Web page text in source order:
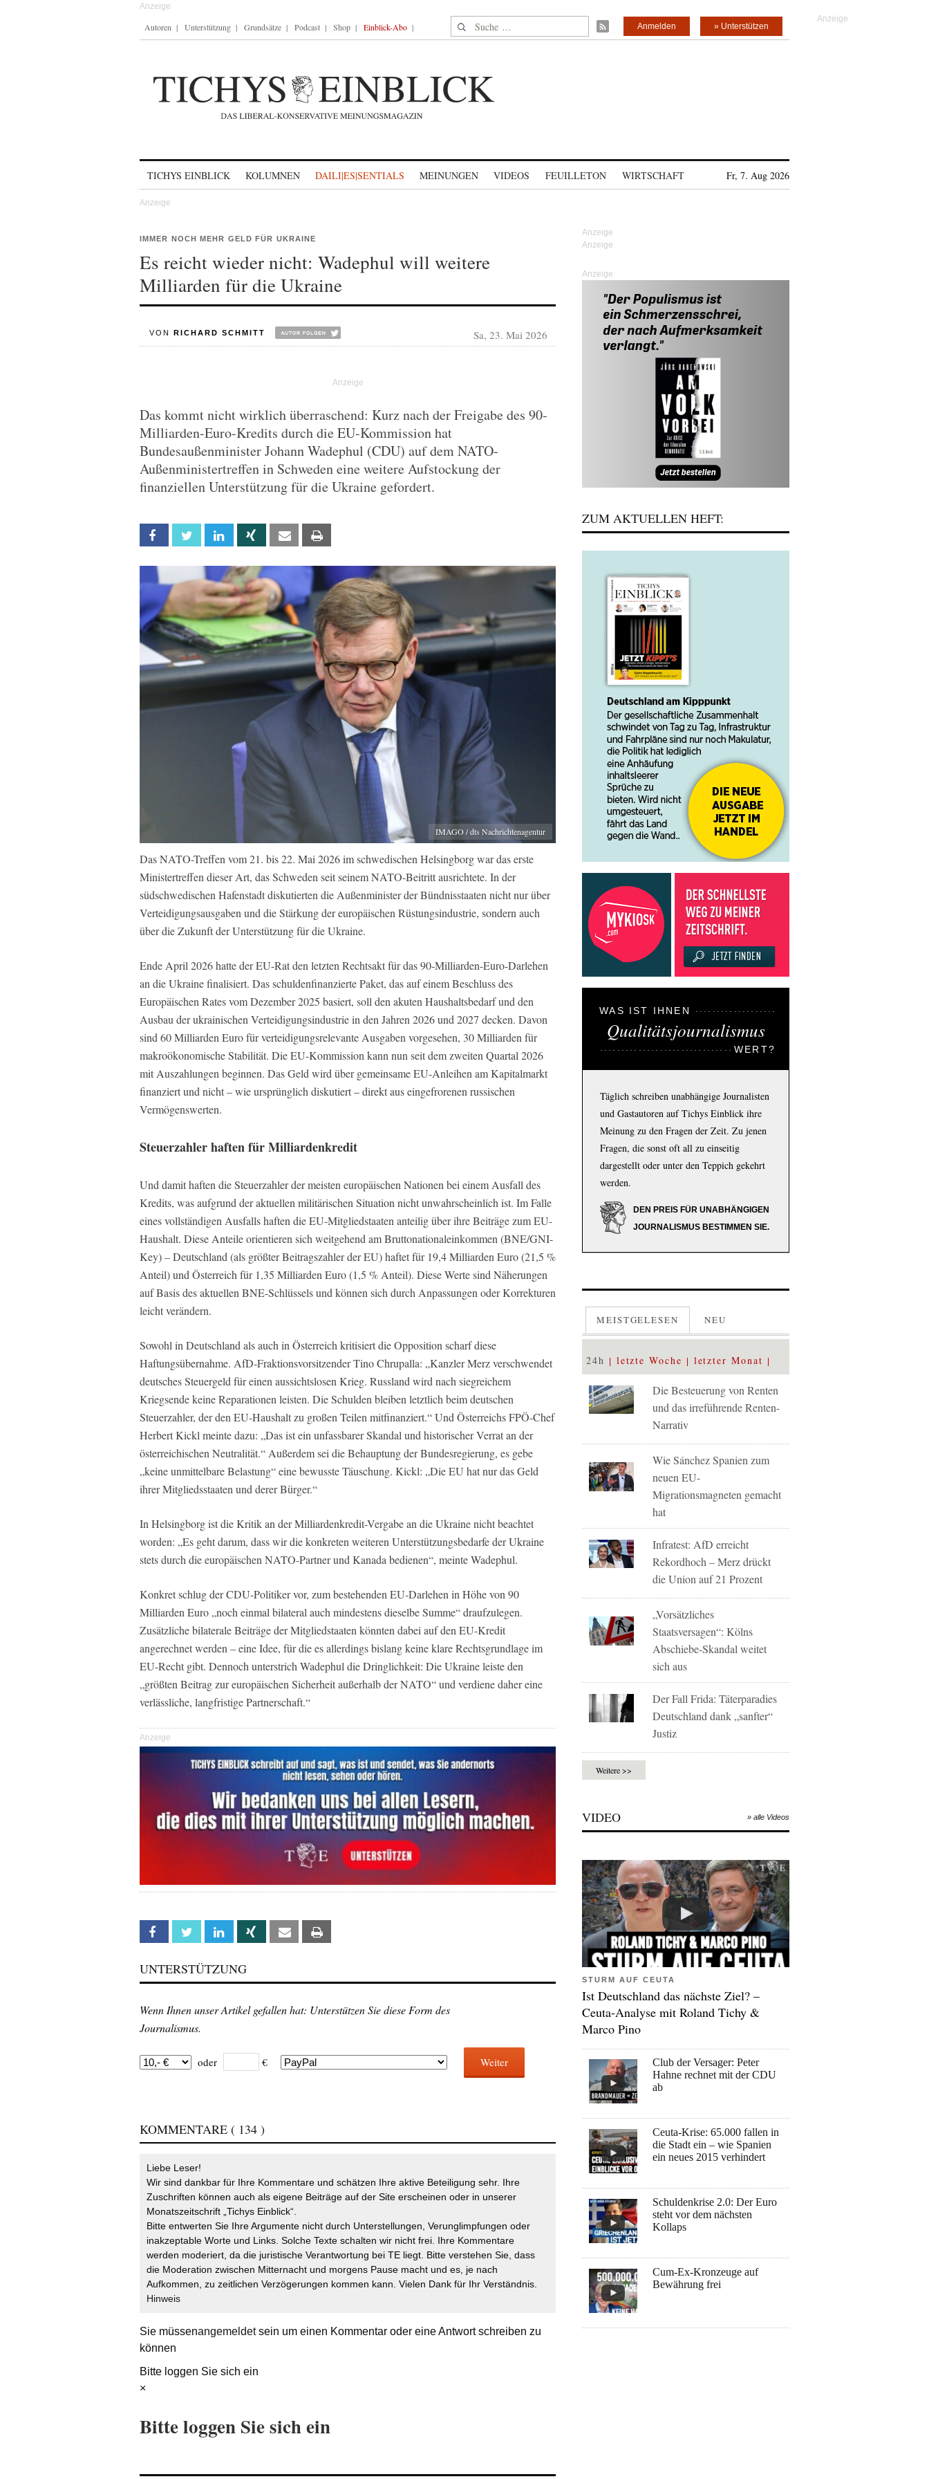
Autoren Unterstützung Grundsätze Podcast Shop Einblick-Abo Suche nach: » Unterstützen
Anmelden
TICHYS EINBLICK KOLUMNEN DAILI|ES|SENTIALS MEINUNGEN VIDEOS FEUILLETON WIRTSCHAFT Fr, 7. Aug 2026
IMMER NOCH MEHR GELD FÜR UKRAINE
Es reicht wieder nicht: Wadephul will weitere
Milliarden für die Ukraine
VON RICHARD SCHMITT Sa, 23. Mai 2026
Das kommt nicht wirklich überraschend: Kurz nach der Freigabe des 90-
Milliarden-Euro-Kredits durch die EU-Kommission hat
Bundesaußenminister Johann Wadephul (CDU) auf dem NATO-
Außenministertreffen in Schweden eine weitere Aufstockung der
finanziellen Unterstützung für die Ukraine gefordert.
Facebook Twitter Linkedin Xing Email
IMAGO / dts Nachrichtenagentur
Das NATO-Treffen vom 21. bis 22. Mai 2026 im schwedischen Helsingborg war das erste
Ministertreffen dieser Art, das Schweden seit seinem NATO-Beitritt ausrichtete. In der
südschwedischen Hafenstadt diskutierten die Außenminister der Bündnisstaaten nicht nur über
Verteidigungsausgaben und die Stärkung der europäischen Rüstungsindustrie, sondern auch
über die Zukunft der Unterstützung für die Ukraine.
Ende April 2026 hatte der EU-Rat den letzten Rechtsakt für das 90-Milliarden-Euro-Darlehen
an die Ukraine finalisiert. Das schuldenfinanzierte Paket, das auf einem Beschluss des
Europäischen Rates vom Dezember 2025 basiert, soll den akuten Haushaltsbedarf und den
Ausbau der ukrainischen Verteidigungsindustrie in den Jahren 2026 und 2027 decken. Davon
sind 60 Milliarden Euro für verteidigungsrelevante Ausgaben vorgesehen, 30 Milliarden für
makroökonomische Stabilität. Die EU-Kommission kann nun seit dem zweiten Quartal 2026
mit Auszahlungen beginnen. Das Geld wird über gemeinsame EU-Anleihen am Kapitalmarkt
finanziert und nicht – wie ursprünglich diskutiert – direkt aus eingefrorenen russischen
Vermögenswerten.
Steuerzahler haften für Milliardenkredit
Und damit haften die Steuerzahler der meisten europäischen Nationen bei einem Ausfall des
Kredits, was aufgrund der aktuellen militärischen Situation nicht unwahrscheinlich ist. Im Falle
eines vollständigen Ausfalls haften die EU-Mitgliedstaaten anteilig über ihre Beiträge zum EU-
Haushalt. Diese Anteile orientieren sich weitgehend am Bruttonationaleinkommen (BNE/GNI-
Key) – Deutschland (als größter Beitragszahler der EU) haftet für 19,4 Milliarden Euro (21,5 %
Anteil) und Österreich für 1,35 Milliarden Euro (1,5 % Anteil). Diese Werte sind Näherungen
auf Basis des aktuellen BNE-Schlüssels und können sich durch Anpassungen oder Korrekturen
leicht verändern.
Sowohl in Deutschland als auch in Österreich kritisiert die Opposition scharf diese
Haftungsübernahme. AfD-Fraktionsvorsitzender Tino Chrupalla: „Kanzler Merz verschwendet
deutsches Steuergeld für einen aussichtslosen Krieg. Russland wird nach siegreichem
Kriegsende keine Reparationen leisten. Die Schulden bleiben letztlich beim deutschen
Steuerzahler, der den EU-Haushalt zu großen Teilen mitfinanziert.“ Und Österreichs FPÖ-Chef
Herbert Kickl meinte dazu: „Das ist ein unfassbarer Skandal und historischer Verrat an der
österreichischen Neutralität.“ Außerdem sei die Behauptung der Bundesregierung, es gebe
„keine unmittelbare Belastung“ eine bewusste Täuschung. Kickl: „Die EU hat nur das Geld
ihrer Mitgliedsstaaten und derer Bürger.“
In Helsingborg ist die Kritik an der Milliardenkredit-Vergabe an die Ukraine nicht beachtet
worden: „Es geht darum, dass wir die konkreten weiteren Unterstützungsbedarfe der Ukraine
stets durch die europäischen NATO-Partner und Kanada bedienen“, meinte Wadephul.
Konkret schlug der CDU-Politiker vor, zum bestehenden EU-Darlehen in Höhe von 90
Milliarden Euro „noch einmal bilateral auch mindestens dieselbe Summe“ draufzulegen.
Zusätzliche bilaterale Beiträge der Mitgliedstaaten könnten dabei auf den EU-Kredit
angerechnet werden – eine Idee, für die es allerdings bislang keine klare Rechtsgrundlage im
EU-Recht gibt. Dennoch unterstrich Wadephul die Dringlichkeit: Die Ukraine leiste den
„größten Beitrag zur europäischen Sicherheit außerhalb der NATO“ und verdiene daher eine
verlässliche, langfristige Partnerschaft.“
Anzeige
Facebook Twitter Linkedin Xing Email
UNTERSTÜTZUNG
Wenn Ihnen unser Artikel gefallen hat: Unterstützen Sie diese Form des
Journalismus.
oder € Weiter
KOMMENTARE ( 134 )
Liebe Leser!
Wir sind dankbar für Ihre Kommentare und schätzen Ihre aktive Beteiligung sehr. Ihre
Zuschriften können auch als eigene Beiträge auf der Site erscheinen oder in unserer
Monatszeitschrift „Tichys Einblick“.
Bitte entwerten Sie Ihre Argumente nicht durch Unterstellungen, Verunglimpfungen oder
inakzeptable Worte und Links. Solche Texte schalten wir nicht frei. Ihre Kommentare
werden moderiert, da die juristische Verantwortung bei TE liegt. Bitte verstehen Sie, dass
die Moderation zwischen Mitternacht und morgens Pause macht und es, je nach
Aufkommen, zu zeitlichen Verzögerungen kommen kann. Vielen Dank für Ihr Verständnis.
Hinweis
Sie müssenangemeldetsein um einen Kommentar oder eine Antwort schreiben zu
können
Bitte loggen Sie sich ein
×
Bitte loggen Sie sich ein
Anzeige
ZUM AKTUELLEN HEFT:
WAS IST IHNEN
Qualitätsjournalismus
WERT?
Täglich schreiben unabhängige Journalisten
und Gastautoren auf Tichys Einblick ihre
Meinung zu den Fragen der Zeit. Zu jenen
Fragen, die sonst oft all zu einseitig
dargestellt oder unter den Teppich gekehrt
werden.
DEN PREIS FÜR UNABHÄNGIGEN
JOURNALISMUS BESTIMMEN SIE.
MEISTGELESEN NEU
24h letzte Woche letzter Monat
Die Besteuerung von Renten
und das irreführende Renten-
Narrativ
Wie Sánchez Spanien zum
neuen EU-
Migrationsmagneten gemacht
hat
Infratest: AfD erreicht
Rekordhoch – Merz drückt
die Union auf 21 Prozent
„Vorsätzliches
Staatsversagen“: Kölns
Abschiebe-Skandal weitet
sich aus
Der Fall Frida: Täterparadies
Deutschland dank „sanfter“
Justiz
Weitere >>
VIDEO » alle Videos
STURM AUF CEUTA
Ist Deutschland das nächste Ziel? –
Ceuta-Analyse mit Roland Tichy &
Marco Pino
Club der Versager: Peter
Hahne rechnet mit der CDU
ab
Ceuta-Krise: 65.000 fallen in
die Stadt ein – wie Spanien
ein neues 2015 verhindert
Schuldenkrise 2.0: Der Euro
steht vor dem nächsten
Kollaps
Cum-Ex-Kronzeuge auf
Bewährung frei